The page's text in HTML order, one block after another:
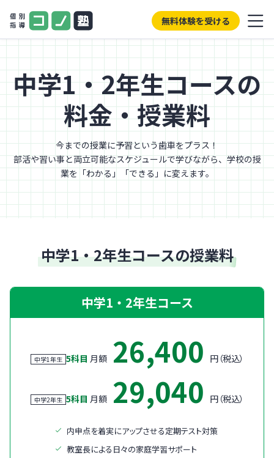
無料体験を受ける
中学1・2年生コースの
料金・授業料
今までの授業に予習という歯車をプラス！
部活や習い事と両立可能なスケジュールで学びながら、学校の授
業を「わかる」「できる」に変えます。
中学1・2年生コースの授業料
中学1・2年生コース
中学1年生 5科目 月額 26,400 円（税込）
中学2年生 5科目 月額 29,040 円（税込）
内申点を着実にアップさせる定期テスト対策
教室長による日々の家庭学習サポート